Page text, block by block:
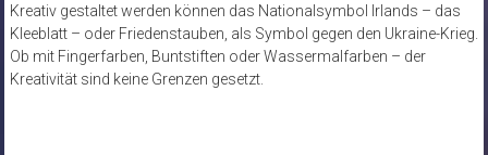
Kreativ gestaltet werden können das Nationalsymbol Irlands – das
Kleeblatt – oder Friedenstauben, als Symbol gegen den Ukraine-Krieg.
Ob mit Fingerfarben, Buntstiften oder Wassermalfarben – der
Kreativität sind keine Grenzen gesetzt.